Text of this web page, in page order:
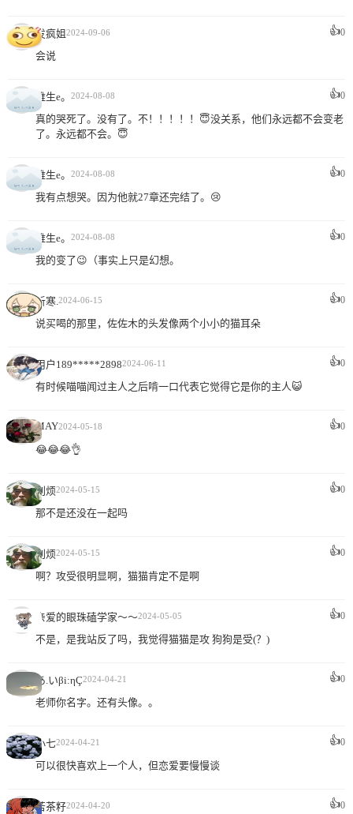
发疯姐2024-09-06 👍0
会说
维生e。 2024-08-08 👍0
真的哭死了。没有了。不！！！！！😇没关系，他们永远都不会变老
了。永远都不会。😇
维生e。 2024-08-08 👍0
我有点想哭。因为他就27章还完结了。😢
维生e。 2024-08-08 👍0
我的变了😉（事实上只是幻想。
听寒. 2024-06-15 👍0
说买喝的那里，佐佐木的头发像两个小小的猫耳朵
用户189*****28982024-06-11 👍0
有时候喵喵闻过主人之后啃一口代表它觉得它是你的主人😺
MAY2024-05-18 👍0
😂😂😂👌
别烦2024-05-15 👍0
那不是还没在一起吗
别烦2024-05-15 👍0
啊？攻受很明显啊，猫猫肯定不是啊
亲爱的眼珠磕学家～～2024-05-05 👍0
不是，是我站反了吗，我觉得猫猫是攻 狗狗是受(？)
あ.いβi:ηÇ2024-04-21 👍0
老师你名字。还有头像。。
小七2024-04-21 👍0
可以很快喜欢上一个人，但恋爱要慢慢谈
苦茶籽2024-04-20 👍0